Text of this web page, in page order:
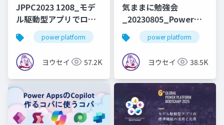
JPPC2023 1208_モデ
ル駆動型アプリでロー
コードカスタマイズ！
カスタムページ・モダ
ンコマンドバーと
Power Automate
power platform power apps power autoamte
ヨウセイ 57.2K
気ままに勉強会
_20230805_Power
Apps&Power
Automater連携あれこ
れ
power platform
ヨウセイ 38.5K